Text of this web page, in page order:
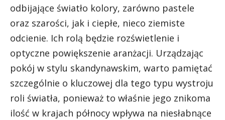
odbijające światło kolory, zarówno pastele
oraz szarości, jak i ciepłe, nieco ziemiste
odcienie. Ich rolą będzie rozświetlenie i
optyczne powiększenie aranżacji. Urządzając
pokój w stylu skandynawskim, warto pamiętać
szczególnie o kluczowej dla tego typu wystroju
roli światła, ponieważ to właśnie jego znikoma
ilość w krajach północy wpływa na niesłabnące